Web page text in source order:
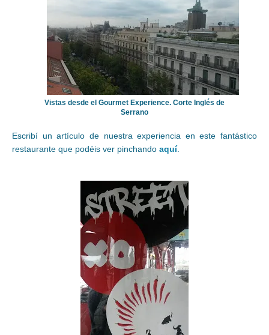
Vistas desde el Gourmet Experience. Corte Inglés de
Serrano
Escribí un artículo de nuestra experiencia en este fantástico
restaurante que podéis ver pinchando aquí.